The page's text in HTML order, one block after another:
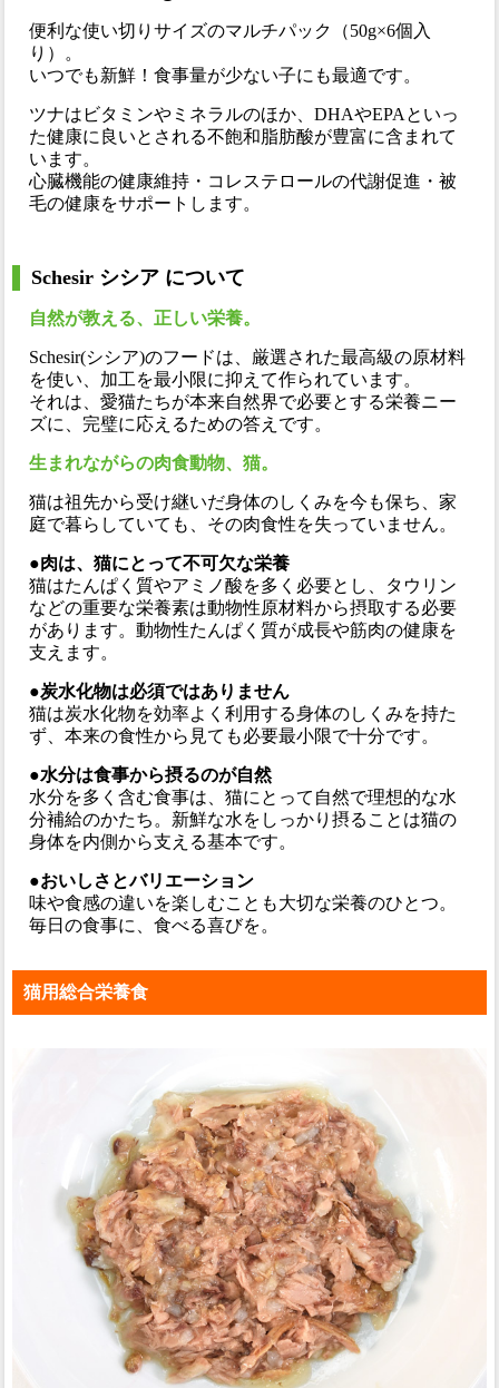
便利な使い切りサイズのマルチパック（50g×6個入
り）。
いつでも新鮮！食事量が少ない子にも最適です。
ツナはビタミンやミネラルのほか、DHAやEPAといっ
た健康に良いとされる不飽和脂肪酸が豊富に含まれて
います。
心臓機能の健康維持・コレステロールの代謝促進・被
毛の健康をサポートします。
Schesir シシア について
自然が教える、正しい栄養。
Schesir(シシア)のフードは、厳選された最高級の原材料
を使い、加工を最小限に抑えて作られています。
それは、愛猫たちが本来自然界で必要とする栄養ニー
ズに、完璧に応えるための答えです。
生まれながらの肉食動物、猫。
猫は祖先から受け継いだ身体のしくみを今も保ち、家
庭で暮らしていても、その肉食性を失っていません。
●肉は、猫にとって不可欠な栄養
猫はたんぱく質やアミノ酸を多く必要とし、タウリン
などの重要な栄養素は動物性原材料から摂取する必要
があります。動物性たんぱく質が成長や筋肉の健康を
支えます。
●炭水化物は必須ではありません
猫は炭水化物を効率よく利用する身体のしくみを持た
ず、本来の食性から見ても必要最小限で十分です。
●水分は食事から摂るのが自然
水分を多く含む食事は、猫にとって自然で理想的な水
分補給のかたち。新鮮な水をしっかり摂ることは猫の
身体を内側から支える基本です。
●おいしさとバリエーション
味や食感の違いを楽しむことも大切な栄養のひとつ。
毎日の食事に、食べる喜びを。
猫用総合栄養食